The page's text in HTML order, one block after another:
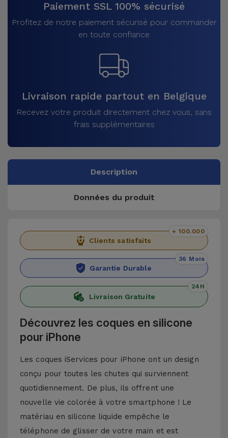
Paiement SSL 100% sécurisé
Profitez de notre paiement sécurisé pour commander
en toute confiance
Livraison rapide partout en Belgique
Recevez votre produit directement chez vous, sans
frais supplémentaires
Description
Données du produit
Clients satisfaits
+ 100.000
Garantie Durable
36 Mois
Livraison Gratuite
24H
Découvrez les coques en silicone
pour iPhone
Les coques iServices pour iPhone ont un design
conçu pour toutes les chutes qui surviennent
quotidiennement. De plus, ils offrent une
nouvelle vie colorée à votre smartphone ! Le
matériau en silicone liquide empêche le
téléphone de glisser de votre main et est